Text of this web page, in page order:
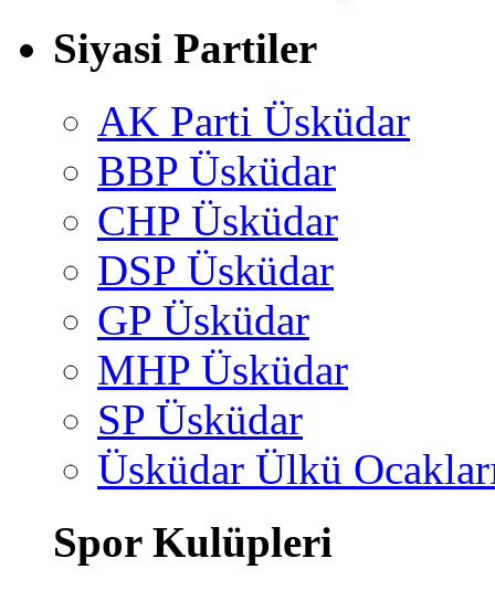
Siyasi Partiler
AK Parti Üsküdar
BBP Üsküdar
CHP Üsküdar
DSP Üsküdar
GP Üsküdar
MHP Üsküdar
SP Üsküdar
Üsküdar Ülkü
Spor Kulüpleri